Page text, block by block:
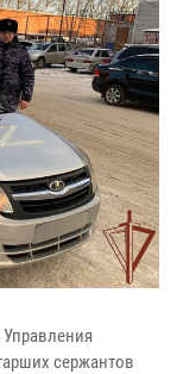
сержантов